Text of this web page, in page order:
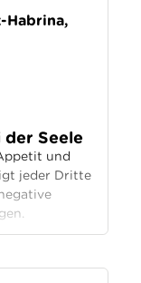
Habrina,
der Seele
und
jeder Dritte